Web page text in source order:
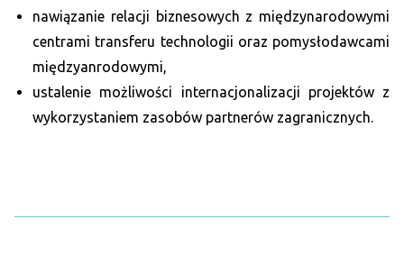
nawiązanie relacji biznesowych z międzynarodowymi
centrami transferu technologii oraz pomysłodawcami
międzyanrodowymi,
ustalenie możliwości internacjonalizacji projektów z
wykorzystaniem zasobów partnerów zagranicznych.